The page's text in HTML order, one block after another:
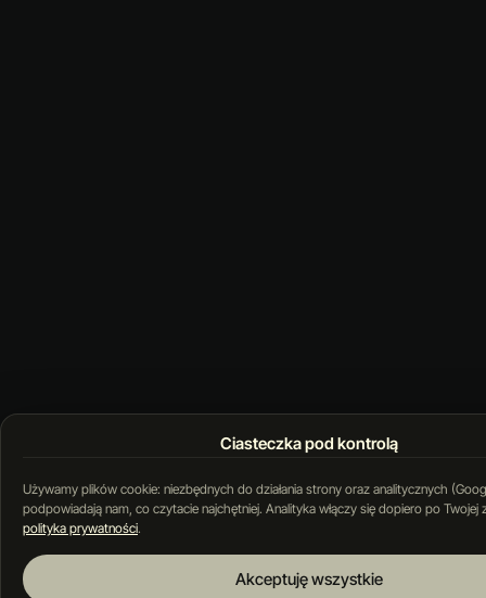
Ciasteczka pod kontrolą
Używamy plików cookie: niezbędnych do działania strony oraz analitycznych
podpowiadają nam, co czytacie najchętniej. Analityka włączy się dopiero po Twojej
polityka prywatności.
Akceptuję wszystkie